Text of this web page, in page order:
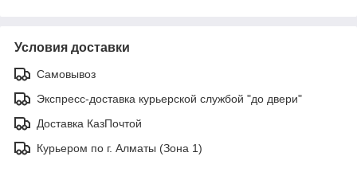
Условия доставки
Самовывоз
Экспресс-доставка курьерской службой "до двери"
Доставка КазПочтой
Курьером по г. Алматы (Зона 1)